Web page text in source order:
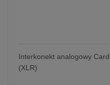
Interkonekt analogowy
(XLR)